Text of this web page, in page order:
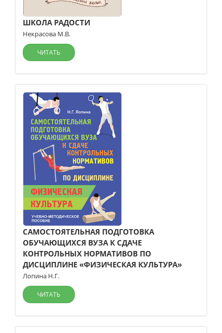
ШКОЛА РАДОСТИ
Некрасова М.В.
ЧИТАТЬ
САМОСТОЯТЕЛЬНАЯ ПОДГОТОВКА
ОБУЧАЮЩИХСЯ ВУЗА К СДАЧЕ
КОНТРОЛЬНЫХ НОРМАТИВОВ ПО
ДИСЦИПЛИНЕ «ФИЗИЧЕСКАЯ КУЛЬТУРА»
Лопина Н.Г.
ЧИТАТЬ